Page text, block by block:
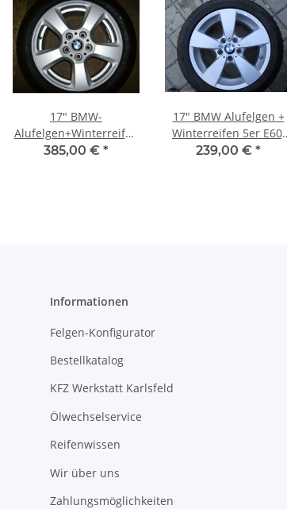
17" BMW-
Alufelgen+Winterreifen
5er E60, E61 allrad
385,00 € *
17" BMW Alufelgen +
Winterreifen 5er E60,
E61 allrad
239,00 € *
Informationen
Felgen-Konfigurator
Bestellkatalog
KFZ Werkstatt Karlsfeld
Ölwechselservice
Reifenwissen
Wir über uns
Zahlungsmöglichkeiten